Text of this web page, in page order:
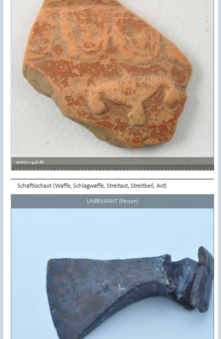
#ARCH 1426-88
Schaftlochaxt (Waffe, Schlagwaffe, Streitaxt, Streitbeil, Axt)
UNBEKANNT (Person)